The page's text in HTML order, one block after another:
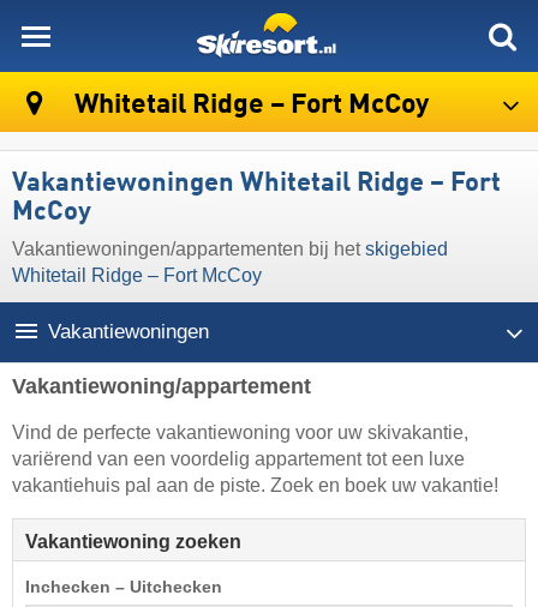
Whitetail Ridge – Fort McCoy
Vakantiewoningen Whitetail Ridge – Fort
McCoy
Vakantiewoningen/appartementen bij hetskigebied
Whitetail Ridge – Fort McCoy
Vakantiewoningen
Vakantiewoning/appartement
Vind de perfecte vakantiewoning voor uw skivakantie,
variërend van een voordelig appartement tot een luxe
vakantiehuis pal aan de piste. Zoek en boek uw vakantie!
Vakantiewoning zoeken
Inchecken – Uitchecken